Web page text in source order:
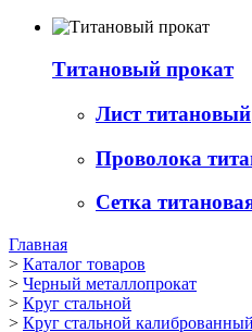
Титановый прокат
Лист титановый
Проволока
Сетка
Главная
> Каталог товаров
> Черный металлопрокат
> Круг стальной
> Круг стальной калиброванный